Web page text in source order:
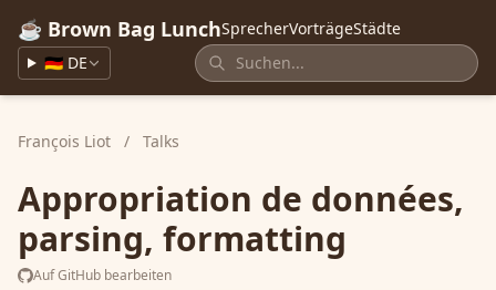
☕ Brown Bag LunchSprecherVorträgeStädte
🇩🇪 DE
François Liot / Talks
Appropriation de données,
parsing, formatting
Auf GitHub bearbeiten